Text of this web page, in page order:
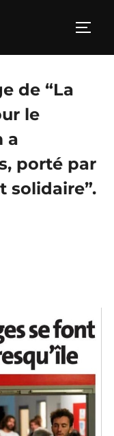
de “La
le
a
porté par
solidaire”.